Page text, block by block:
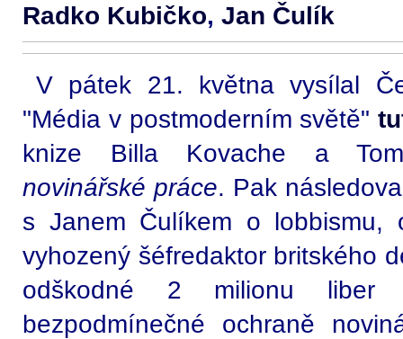
Radko Kubičko, Jan Čulík
V pátek 21. května vysílal
"Média v postmoderním světě"
knize Billa Kovache a
novinářské práce. Pak
s Janem Čulíkem o lobbismu,
vyhozený šéfredaktor britského
odškodné 2 milionu
bezpodmínečné ochraně